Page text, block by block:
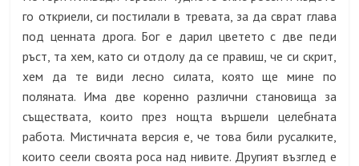
го откриели, си постилали в тревата, за да сврат глава
под ценната дрога. Бог е дарил цветето с две педи
ръст, та хем, като си отдолу да се правиш, че си скрит,
хем да те види лесно силата, която ще минe по
поляната. Има две коренно различни становища за
съществата, които през нощта вършeли целебната
работа. Мистичната версия е, че това били русалките,
които сеели своята роса над нивите. Другият възглед е